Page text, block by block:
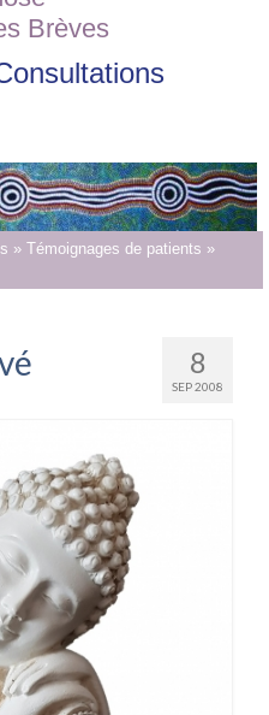
Brèves
» Témoignages de patients »
8
SEP 2008